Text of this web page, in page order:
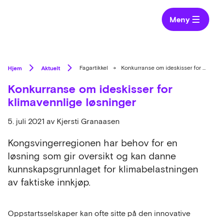
Meny
Hjem Aktuelt Fagartikkel → Konkurranse om ideskisser for klimavennlige løsninger
Konkurranse om ideskisser for
klimavennlige løsninger
5. juli 2021 av Kjersti Granaasen
Kongsvingerregionen har behov for en
løsning som gir oversikt og kan danne
kunnskapsgrunnlaget for klimabelastningen
av faktiske innkjøp.
Oppstartsselskaper kan ofte sitte på den innovative